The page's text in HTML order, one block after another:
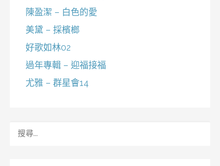
陳盈潔 – 白色的愛
美黛 – 採檳榔
好歌如林02
過年專輯 – 迎福接福
尤雅 – 群星會14